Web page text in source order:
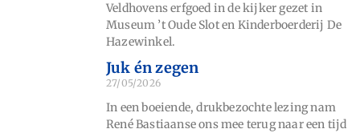
Veldhovens erfgoed in de kijker gezet in
Museum ’t Oude Slot en Kinderboerderij De
Hazewinkel.
Juk én zegen
27/05/2026
In een boeiende, drukbezochte lezing nam
René Bastiaanse ons mee terug naar een tijd